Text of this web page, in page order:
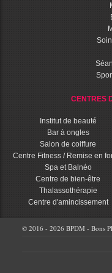
CENTRES
Institut de beauté
Bar à ongles
Salon de coiffure
Centre Fitness / Remise en
Spa et Balnéo
Centre de bien-être
Thalassothérapie
Centre d'amincissement
© 2016 - 2026 BPDM - Bons